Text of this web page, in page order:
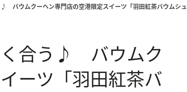
♪ バウムクーヘン専門店の空港限定スイーツ「羽田紅茶バウムシュ
く合う♪ バウムク
ーツ「羽田紅茶バ